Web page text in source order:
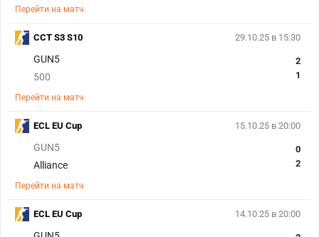
Перейти на матч
29.10.25 в 15:30
GUN5
500
2
1
Перейти на матч
CCT S3 S10
15.10.25 в 20:00
GUN5
Alliance
0
2
Перейти на матч
ECL EU Cup
14.10.25 в 20:00
ECL EU Cup